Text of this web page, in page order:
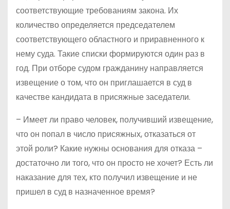
соответствующие требованиям закона. Их
количество определяется председателем
соответствующего областного и приравненного к
нему суда. Такие списки формируются один раз в
год. При отборе судом гражданину направляется
извещение о том, что он приглашается в суд в
качестве кандидата в присяжные заседатели.
– Имеет ли право человек, получивший извещение,
что он попал в число присяжных, отказаться от
этой роли? Какие нужны основания для отказа –
достаточно ли того, что он просто не хочет? Есть ли
наказание для тех, кто получил извещение и не
пришел в суд в назначенное время?